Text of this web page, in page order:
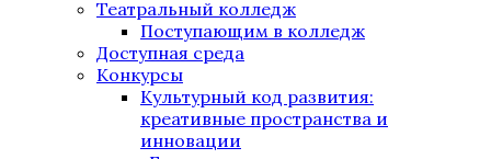
Театральный колледж
Поступающим в колледж
Доступная среда
Конкурсы
Культурный код развития:
креативные пространства и
инновации